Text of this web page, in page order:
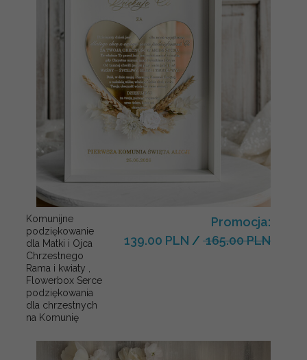
Komunijne
podziękowanie
dla Matki i Ojca
Chrzestnego
Rama i kwiaty ,
Flowerbox Serce
podziękowania
dla chrzestnych
na Komunię
Promocja:
139.00 PLN / 165.00 PLN